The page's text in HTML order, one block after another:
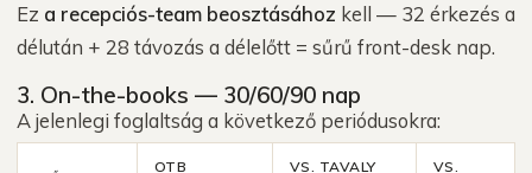
Ez a recepciós-team beosztásához kell — 32 érkezés a
délután + 28 távozás a délelőtt = sűrű front-desk nap.
3. On-the-books — 30/60/90 nap
A jelenlegi foglaltság a következő periódusokra:
OTB
VS. TAVALY
VS.